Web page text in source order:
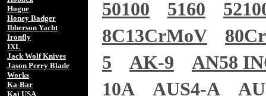
Hogue
Honey Badger
Ibberson Yacht
Ironfly
IXL
Jack Wolf Knives
Jason Perry Blade
Works
Ka-Bar
Kai USA
50100
5160
8C13CrMoV
5
AK-9
AN58
10A
AUS4-A